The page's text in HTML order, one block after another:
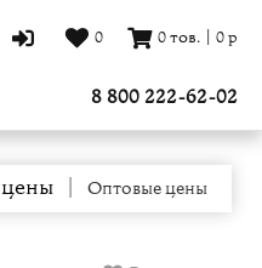
0 0тов. 0р
8 800 222-62-02
цены Оптовые цены